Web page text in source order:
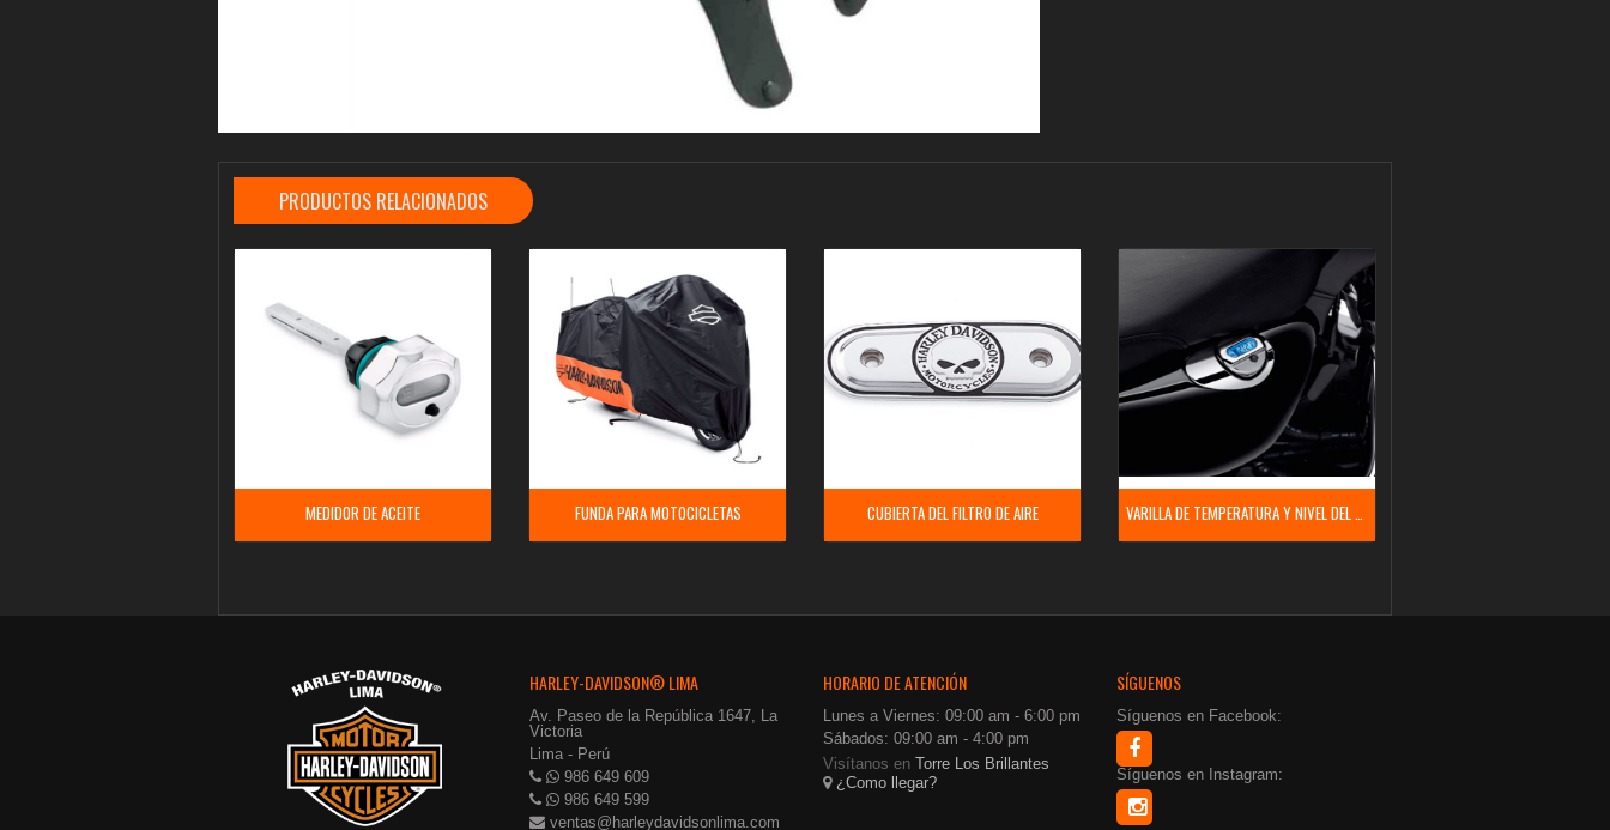
PRODUCTOS RELACIONADOS
MEDIDOR DE ACEITE FUNDA PARA MOTOCICLETAS CUBIERTA DEL FILTRO DE AIRE
HARLEY-DAVIDSON® LIMA
Av. Paseo de la República 1647, La
Victoria
Lima - Perú
986 649 609
986 649 599
ventas@harleydavidsonlima.com
HORARIO DE ATENCIÓN
Lunes a Viernes: 09:00 am - 6:00 pm
Sábados: 09:00 am - 4:00 pm
Visítanos en Torre Los Brillantes
¿Como llegar?
SÍGUENOS
Síguenos en Facebook:
Síguenos en Instagram: